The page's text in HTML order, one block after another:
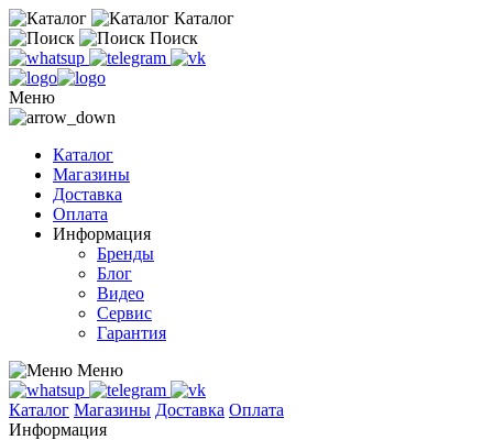
Каталог
Поиск
Меню
Каталог
Магазины
Доставка
Оплата
Информация
Бренды
Блог
Видео
Сервис
Гарантия
Меню
Каталог Магазины Доставка Оплата
Информация